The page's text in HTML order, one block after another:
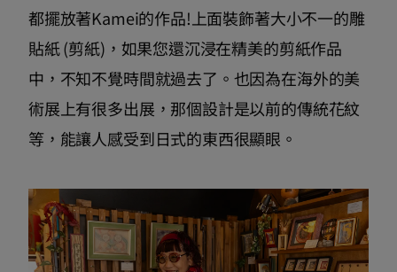
都擺放著Kamei的作品!上面裝飾著大小不一的雕
貼紙 (剪紙)，如果您還沉浸在精美的剪紙作品
中，不知不覺時間就過去了。也因為在海外的美
術展上有很多出展，那個設計是以前的傳統花紋
等，能讓人感受到日式的東西很顯眼。